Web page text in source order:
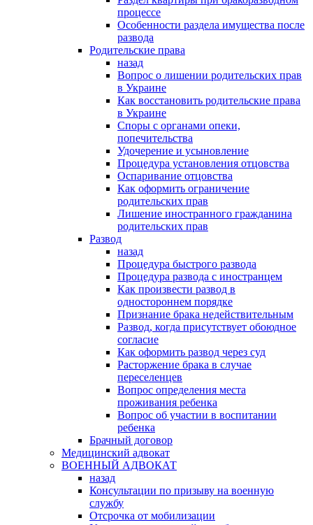
процессе
Особенности раздела имущества после
развода
Родительские права
назад
Вопрос о лишении родительских прав
в Украине
Как восстановить родительские права
в Украине
Споры с органами опеки,
попечительства
Удочерение и усыновление
Процедура установления отцовства
Оспаривание отцовства
Как оформить ограничение
родительских прав
Лишение иностранного гражданина
родительских прав
Развод
назад
Процедура быстрого развода
Процедура развода с иностранцем
Как произвести развод в
одностороннем порядке
Признание брака недействительным
Развод, когда присутствует обоюдное
согласие
Как оформить развод через суд
Расторжение брака в случае
переселенцев
Вопрос определения места
проживания ребенка
Вопрос об участии в воспитании
ребенка
Брачный договор
Медицинский адвокат
ВОЕННЫЙ АДВОКАТ
назад
Консультации по призыву на военную
службу
Отсрочка от мобилизации